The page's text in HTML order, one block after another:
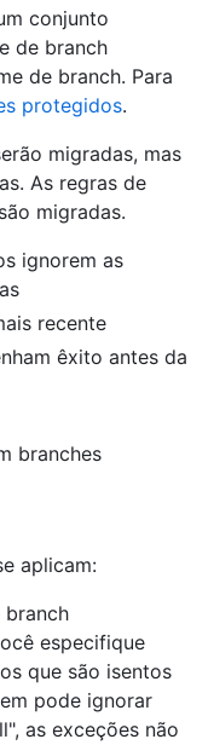
conjunto
de branch
de branch. Para
protegidos.
migradas, mas
As regras de
migradas.
ignorem as
recente
êxito antes da
branches
aplicam:
branch
especifique
que são isentos
pode ignorar
as exceções não